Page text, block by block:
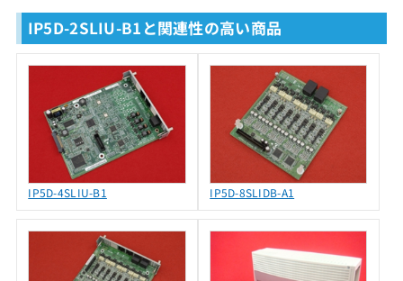
IP5D-2SLIU-B1と関連性の高い商品
IP5D-4SLIU-B1 IP5D-8SLIDB-A1